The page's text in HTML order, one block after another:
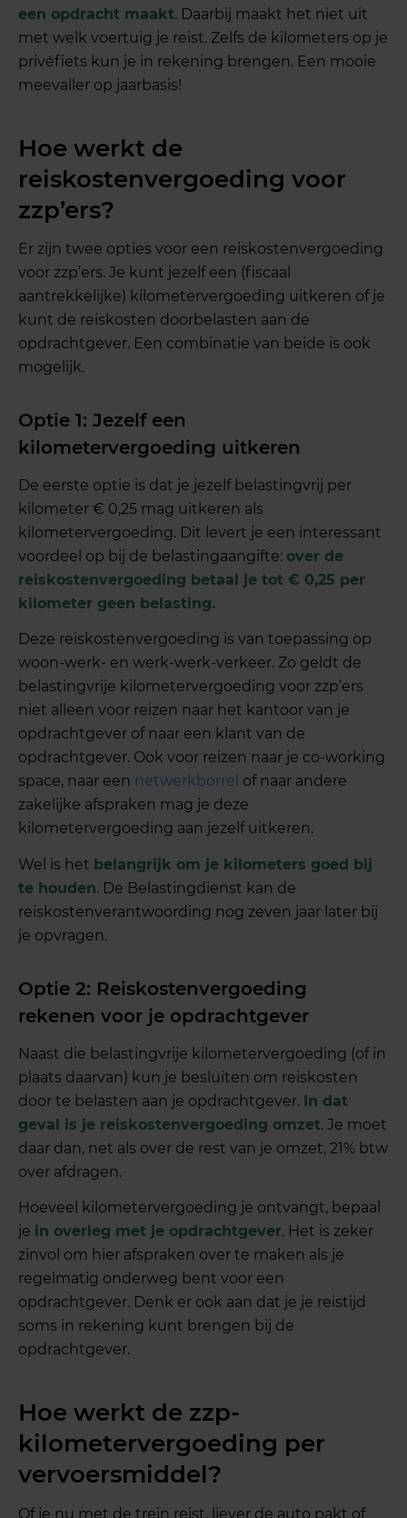
een opdracht maakt. Daarbij maakt het niet uit
met welk voertuig je reist. Zelfs de kilometers op je
privéfiets kun je in rekening brengen. Een mooie
meevaller op jaarbasis!
Hoe werkt de
reiskostenvergoeding voor
zzp’ers?
Er zijn twee opties voor een reiskostenvergoeding
voor zzp’ers. Je kunt jezelf een (fiscaal
aantrekkelijke) kilometervergoeding uitkeren of je
kunt de reiskosten doorbelasten aan de
opdrachtgever. Een combinatie van beide is ook
mogelijk.
Optie 1: Jezelf een
kilometervergoeding uitkeren
De eerste optie is dat je jezelf belastingvrij per
kilometer € 0,25 mag uitkeren als
kilometervergoeding. Dit levert je een interessant
voordeel op bij de belastingaangifte:over de
reiskostenvergoeding betaal je tot € 0,25 per
kilometer geen belasting.
Deze reiskostenvergoeding is van toepassing op
woon-werk- en werk-werk-verkeer. Zo geldt de
belastingvrije kilometervergoeding voor zzp’ers
niet alleen voor reizen naar het kantoor van je
opdrachtgever of naar een klant van de
opdrachtgever. Ook voor reizen naar je co-working
space, naar een netwerkborrel of naar andere
zakelijke afspraken mag je deze
kilometervergoeding aan jezelf uitkeren.
Wel is het belangrijk om je kilometers goed bij
te houden. De Belastingdienst kan de
reiskostenverantwoording nog zeven jaar later bij
je opvragen.
Optie 2: Reiskostenvergoeding
rekenen voor je opdrachtgever
Naast die belastingvrije kilometervergoeding (of in
plaats daarvan) kun je besluiten om reiskosten
door te belasten aan je opdrachtgever. In dat
geval is je reiskostenvergoeding omzet. Je moet
daar dan, net als over de rest van je omzet, 21% btw
over afdragen.
Hoeveel kilometervergoeding je ontvangt, bepaal
je in overleg met je opdrachtgever. Het is zeker
zinvol om hier afspraken over te maken als je
regelmatig onderweg bent voor een
opdrachtgever. Denk er ook aan dat je je reistijd
soms in rekening kunt brengen bij de
opdrachtgever.
Hoe werkt de zzp-
kilometervergoeding per
vervoersmiddel?
Of je nu met de trein reist, liever de auto pakt of